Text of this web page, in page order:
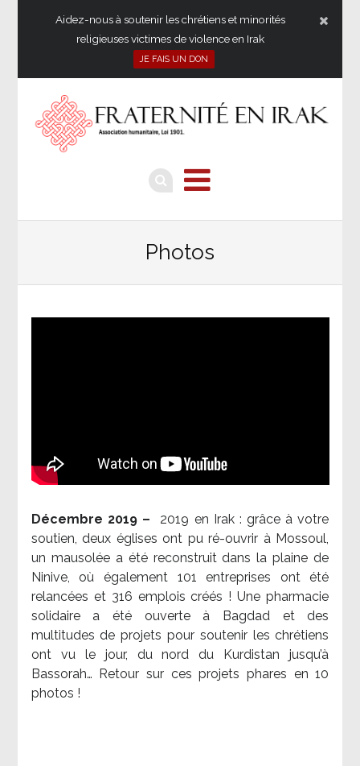
Aidez-nous à soutenir les chrétiens et minorités
religieuses victimes de violence en Irak
JE FAIS UN DON
Photos
Décembre 2019 – 2019 en Irak : grâce à votre
soutien, deux églises ont pu ré-ouvrir à Mossoul,
un mausolée a été reconstruit dans la plaine de
Ninive, où également 101 entreprises ont été
relancées et 316 emplois créés ! Une pharmacie
solidaire a été ouverte à Bagdad et des
multitudes de projets pour soutenir les chrétiens
ont vu le jour, du nord du Kurdistan jusqu’à
Bassorah… Retour sur ces projets phares en 10
photos !